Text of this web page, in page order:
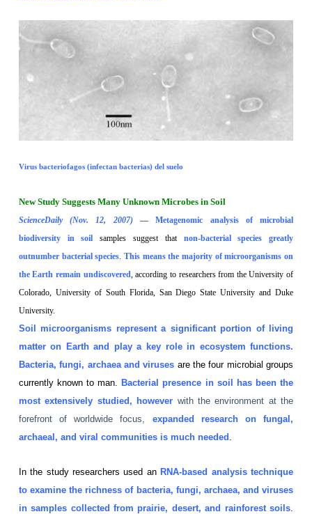
Virus bacteriofagos (infectan bacterias) del suelo
New Study Suggests Many Unknown Microbes in Soil
ScienceDaily (Nov. 12, 2007) —Metagenomic analysis of microbial
biodiversity in soilsamples suggest that non-bacterial species greatly
outnumber bacterial species This means the majority of microorganisms on
the Earth remain undiscovered , according to researchers from the University of
Colorado, University of South Florida, San Diego State University andDuke
University.
Soil microorganisms represent a significant portion of living
matter on Earth and play a key role in ecosystem functions.
Bacteria, fungi, archaea and viruses are the four microbial groups
currently known to man.Bacterial presence in soil has been the
most extensively studied, however with the environment at the
forefront of worldwide focus, expanded research on fungal,
archaeal, and viral communities is much needed
In the study researchers used anRNA-based analysis technique
to examine the richness of bacteria, fungi, archaea, and viruses
in samples collected from prairie, desert, and rainforest soils